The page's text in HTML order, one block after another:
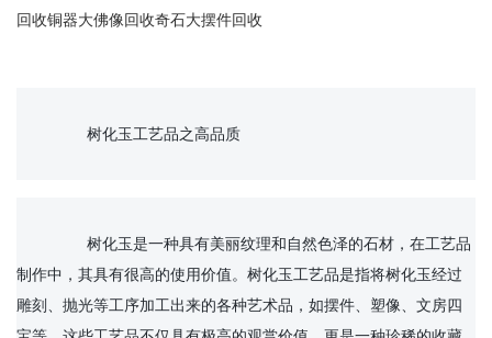
回收铜器大佛像回收奇石大摆件回收
制作中，其具有很高的使用价值。树化玉工艺品是指将树化玉经过
雕刻、抛光等工序加工出来的各种艺术品，如摆件、塑像、文房四